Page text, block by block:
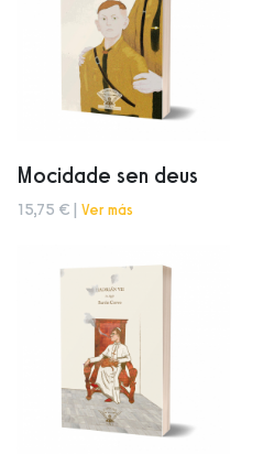
Mocidade sen deus
15,75 € | Ver más